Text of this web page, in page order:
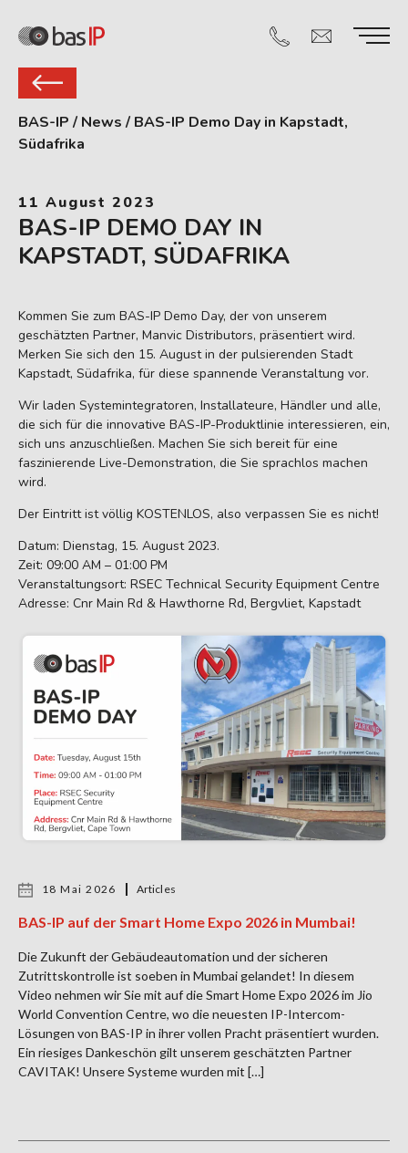
BAS-IP / News / BAS-IP Demo Day in Kapstadt,
Südafrika
11 August 2023
BAS-IP DEMO DAY IN
KAPSTADT, SÜDAFRIKA
Kommen Sie zum BAS-IP Demo Day, der von unserem
geschätzten Partner, Manvic Distributors, präsentiert wird.
Merken Sie sich den 15. August in der pulsierenden Stadt
Kapstadt, Südafrika, für diese spannende Veranstaltung vor.
Wir laden Systemintegratoren, Installateure, Händler und alle,
die sich für die innovative BAS-IP-Produktlinie interessieren, ein,
sich uns anzuschließen. Machen Sie sich bereit für eine
faszinierende Live-Demonstration, die Sie sprachlos machen
wird.
Der Eintritt ist völlig KOSTENLOS, also verpassen Sie es nicht!
Datum: Dienstag, 15. August 2023.
Zeit: 09:00 AM – 01:00 PM
Veranstaltungsort: RSEC Technical Security Equipment Centre
Adresse: Cnr Main Rd & Hawthorne Rd, Bergvliet, Kapstadt
18 Mai 2026 Articles
BAS-IP auf der Smart Home Expo 2026 in Mumbai!
Die Zukunft der Gebäudeautomation und der sicheren
Zutrittskontrolle ist soeben in Mumbai gelandet! In diesem
Video nehmen wir Sie mit auf die Smart Home Expo 2026 im Jio
World Convention Centre, wo die neuesten IP-Intercom-
Lösungen von BAS-IP in ihrer vollen Pracht präsentiert wurden.
Ein riesiges Dankeschön gilt unserem geschätzten Partner
CAVITAK! Unsere Systeme wurden mit […]